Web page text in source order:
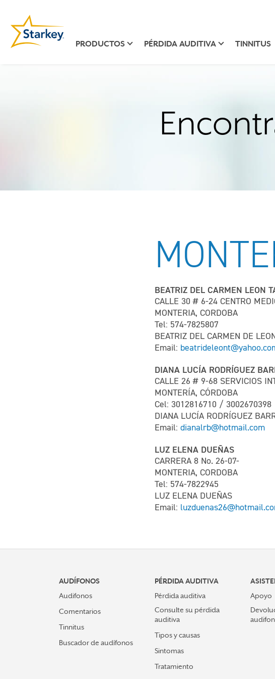
PRODUCTOS PÉRDIDA AUDITIVA TINNITUS
BEATRIZ DEL CARMEN LEON
CALLE 30 # 6-24 CENTRO
MONTERIA, CORDOBA
Tel: 574-7825807
BEATRIZ DEL CARMEN DE
Email:
DIANA LUCÍA RODRÍGUEZ
CALLE 26 # 9-68 SERVICIOS
MONTERÍA, CÓRDOBA
Cel: 3012816710 / 3002670398
DIANA LUCÍA RODRÍGUEZ
Email: dianalrb@hotmail.com
LUZ ELENA DUEÑAS
CARRERA 8 No. 26-07-
MONTERIA, CORDOBA
Tel: 574-7822945
LUZ ELENA DUEÑAS
Email:
AUDÍFONOS
Audifonos
Comentarios
Tinnitus
Buscador de audífonos
PÉRDIDA AUDITIVA
Pérdida auditiva
Consulte su pérdida
auditiva
Tipos y causas
Sintomas
Tratamiento
Apoyo